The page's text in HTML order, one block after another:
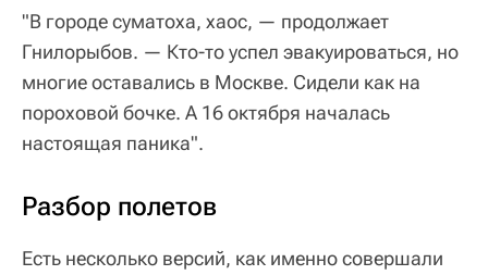
"В городе суматоха, хаос, — продолжает
Гнилорыбов. — Кто-то успел эвакуироваться, но
многие оставались в Москве. Сидели как на
пороховой бочке. А 16 октября началась
настоящая паника".
Разбор полетов
Есть несколько версий, как именно совершали